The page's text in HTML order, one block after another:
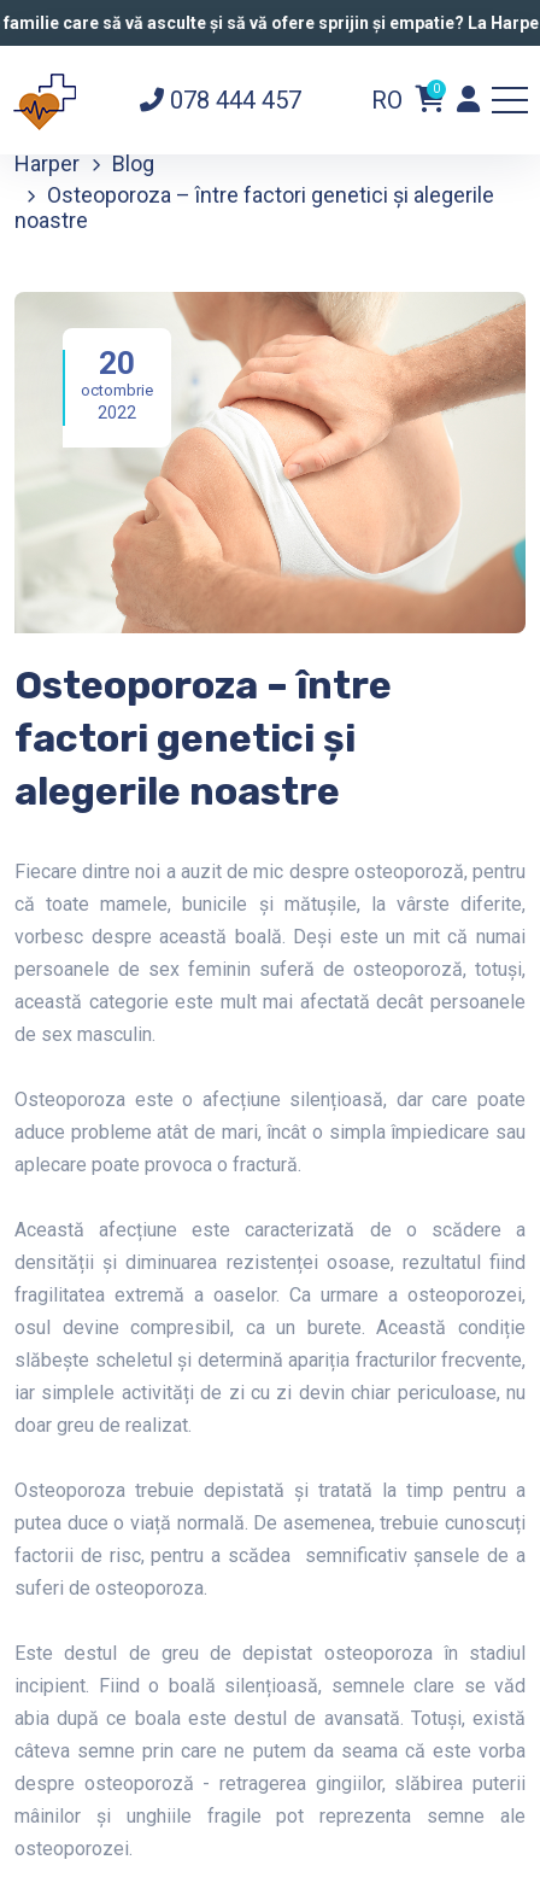
care să vă asculte și să vă ofere sprijin și empatie? La Harper
078 444 457 RO 0
Harper
Blog
Osteoporoza – între factori genetici și alegerile
noastre
20
octombrie
2022
Osteoporoza – între
factori genetici și
alegerile noastre
Fiecare dintre noi a auzit de mic despre osteoporoză, pentru
că toate mamele, bunicile și mătușile, la vârste diferite,
vorbesc despre această boală. Deși este un mit că numai
persoanele de sex feminin suferă de osteoporoză, totuși,
această categorie este mult mai afectată decât persoanele
de sex masculin.
Osteoporoza este o afecțiune silențioasă, dar care poate
aduce probleme atât de mari, încât o simpla împiedicare sau
aplecare poate provoca o fractură.
Această afecțiune este caracterizată de o scădere a
densității și diminuarea rezistenței osoase, rezultatul fiind
fragilitatea extremă a oaselor. Ca urmare a osteoporozei,
osul devine compresibil, ca un burete. Această condiție
slăbește scheletul și determină apariția fracturilor frecvente,
iar simplele activități de zi cu zi devin chiar periculoase, nu
doar greu de realizat.
Osteoporoza trebuie depistată și tratată la timp pentru a
putea duce o viață normală. De asemenea, trebuie cunoscuți
factorii de risc, pentru a scădea semnificativ șansele de a
suferi de osteoporoza.
Este destul de greu de depistat osteoporoza în stadiul
incipient. Fiind o boală silențioasă, semnele clare se văd
abia după ce boala este destul de avansată. Totuși, există
câteva semne prin care ne putem da seama că este vorba
despre osteoporoză - retragerea gingiilor, slăbirea puterii
mâinilor și unghiile fragile pot reprezenta semne ale
osteoporozei.